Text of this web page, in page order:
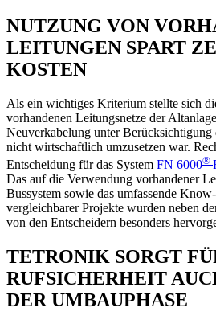
NUTZUNG VON
LEITUNGEN SPART
KOSTEN
Als ein wichtiges Kriterium stellte sich
vorhandenen Leitungsnetze der
Neuverkabelung unter Berücksichtigung
nicht wirtschaftlich umzusetzen war.
Entscheidung für das System FN 6000®
Das auf die Verwendung vorhandener
Bussystem sowie das umfassende
vergleichbarer Projekte wurden neben
von den Entscheidern besonders
TETRONIK SORGT
RUFSICHERHEIT
DER UMBAUPHASE